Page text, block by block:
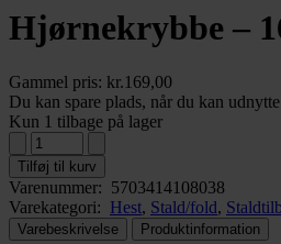
Hjørnekrybbe –
Gammel pris: kr.169,00
Du kan spare plads, når du kan
Kun 1 tilbage på lager
Tilføj til kurv
Varenummer: 5703414108038
Varekategori: Hest, Stald/fold,
Varebeskrivelse Produktinformation